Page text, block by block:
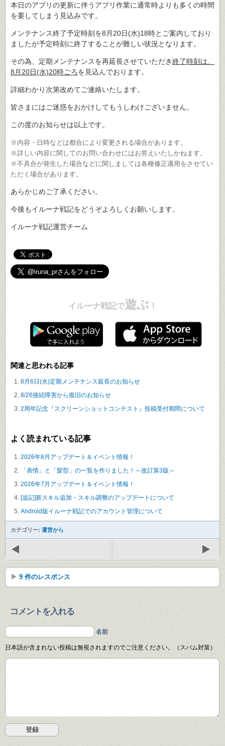
本日のアプリの更新に伴うアプリ作業に通常時よりも多くの時間
を要してしまう見込みです。
メンテナンス終了予定時刻を8月20日(水)18時とご案内しており
ましたが予定時刻に終了することが難しい状況となります。
その為、定期メンテナンスを再延長させていただき終了時刻は、
8月20日(水)20時ごろを見込んでおります。
詳細わかり次第改めてご連絡いたします。
皆さまにはご迷惑をおかけしてもうしわけございません。
この度のお知らせは以上です。
※内容・日時などは都合により変更される場合があります。
※詳しい内容に関してのお問い合わせにはお答えいたしかねます。
※不具合が発生した場合などに関しましては各種修正適用をさせてい
ただく場合があります。
あらかじめご了承ください。
今後もイルーナ戦記をどうぞよろしくお願いします。
イルーナ戦記運営チーム
イルーナ戦記で遊ぶ ！
関連と思われる記事
8月6日(水)定期メンテナンス延長のお知らせ
8/26接続障害から復旧のお知らせ
2周年記念『スクリーンショットコンテスト』投稿受付期間について
よく読まれている記事
2026年8月アップデート＆イベント情報！
「表情」と「髪型」の一覧を作りました！～改訂第3版～
2026年7月アップデート＆イベント情報！
[追記]新スキル追加・スキル調整のアップデートについて
Android版イルーナ戦記でのアカウント管理について
カテゴリー: 運営から
9 件のレスポンス
コメントを入れる
名前
日本語が含まれない投稿は無視されますのでご注意ください。（スパム対策）